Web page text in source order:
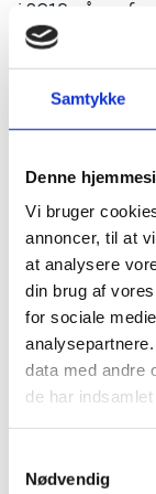
Samtykke
Denne
Vi bruger
annoncer, til at
at analysere
din brug af
for sociale
data med andre
de har
Nødvendig
i 2018 på
- Vi producerer
direkte i for
færd gennem
det virker; ikke
samarbejde
samt
at vi oplever
praksisnære og
opbakning er
skabe myndige
vækst og
Stefan